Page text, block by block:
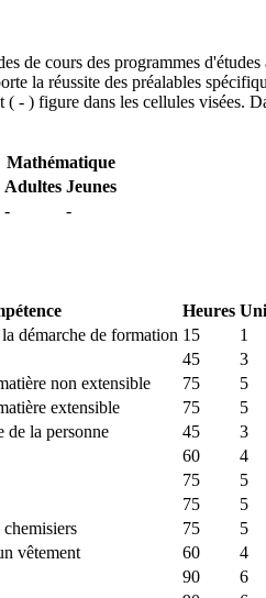
de cours des programmes
la réussite des préalables
- ) figure dans les cellules visées.
Mathématique
Adultes Jeunes
- -
Heures
démarche de formation 15
1
45
3
non extensible 75
5
extensible 75
5
de la personne 45
3
60
4
75
5
75
5
75
5
vêtement 60
4
90
6